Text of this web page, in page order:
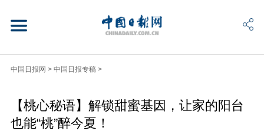
中国日报网 > 中国日报专稿 >
【桃心秘语】解锁甜蜜基因，让家的阳台
也能“桃”醉今夏！